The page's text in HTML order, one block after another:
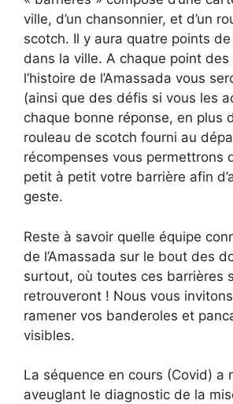
ville, d’un chansonnier, et d’un
scotch. Il y aura quatre points
dans la ville. A chaque point
l’histoire de l’Amassada vous
(ainsi que des défis si vous les
chaque bonne réponse, en plus
rouleau de scotch fourni au
récompenses vous permettrons
petit à petit votre barrière afin
geste.
Reste à savoir quelle équipe
de l’Amassada sur le bout des
surtout, où toutes ces barrières
retrouveront ! Nous vous
ramener vos banderoles et
visibles.
La séquence en cours (Covid) a
aveuglant le diagnostic de la